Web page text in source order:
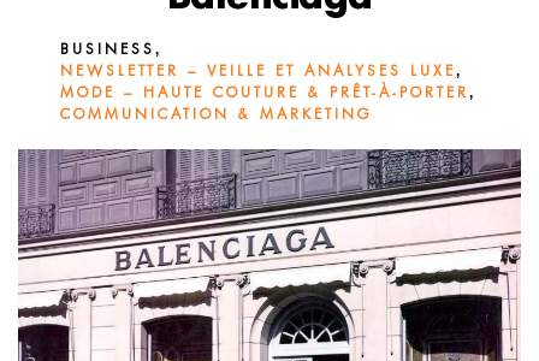
BUSINESS ,
NEWSLETTER – VEILLE ET ANALYSES LUXE,
MODE – HAUTE COUTURE & PRÊT-À-PORTER ,
COMMUNICATION & MARKETING